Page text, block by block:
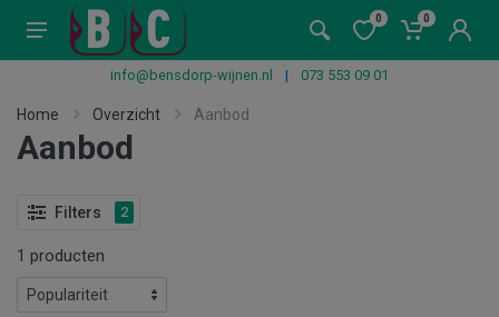
0 0
info@bensdorp-wijnen.nl | 073 553 09 01
Home Overzicht Aanbod
Aanbod
Filters 2
1 producten